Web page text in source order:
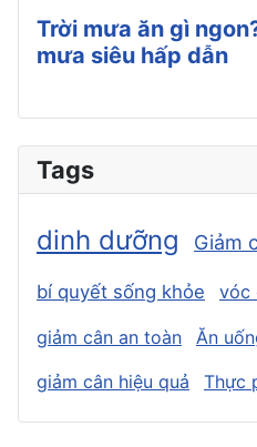
Trời mưa ăn gì
mưa siêu hấp dẫn
Tags
dinh dưỡng Giảm
bí quyết sống khỏe vóc
giảm cân an toàn
Ăn
giảm cân hiệu quả
Thực